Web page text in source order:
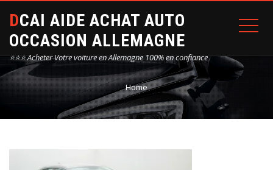
DCAI AIDE ACHAT AUTO
OCCASION ALLEMAGNE
⭐⭐⭐ Acheter Votre voiture en Allemagne 100% en confiance
Home